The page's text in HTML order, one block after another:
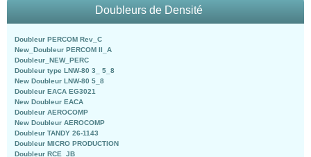
Doubleurs de Densité
Doubleur PERCOM Rev_C
New_Doubleur PERCOM II_A
Doubleur_NEW_PERC
Doubleur type LNW-80 3_ 5_8
New Doubleur LNW-80 5_8
Doubleur EACA EG3021
New Doubleur EACA
Doubleur AEROCOMP
New Doubleur AEROCOMP
Doubleur TANDY 26-1143
Doubleur MICRO PRODUCTION
Doubleur RCE_JB